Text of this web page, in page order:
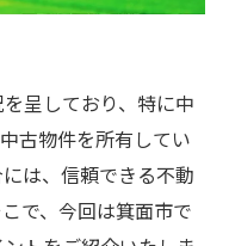
呈しており、特に中
古物件を所有してい
は、信頼できる不動
で、今回は箕面市で